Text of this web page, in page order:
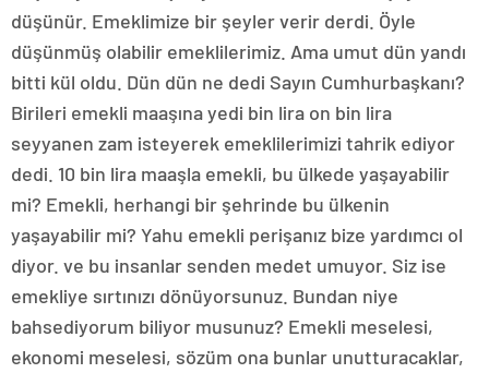
düşünür. Emeklimize bir şeyler verir derdi. Öyle
düşünmüş olabilir emeklilerimiz. Ama umut dün yandı
bitti kül oldu. Dün dün ne dedi Sayın Cumhurbaşkanı?
Birileri emekli maaşına yedi bin lira on bin lira
seyyanen zam isteyerek emeklilerimizi tahrik ediyor
dedi. 10 bin lira maaşla emekli, bu ülkede yaşayabilir
mi? Emekli, herhangi bir şehrinde bu ülkenin
yaşayabilir mi? Yahu emekli perişanız bize yardımcı ol
diyor. ve bu insanlar senden medet umuyor. Siz ise
emekliye sırtınızı dönüyorsunuz. Bundan niye
bahsediyorum biliyor musunuz? Emekli meselesi,
ekonomi meselesi, sözüm ona bunlar unutturacaklar,